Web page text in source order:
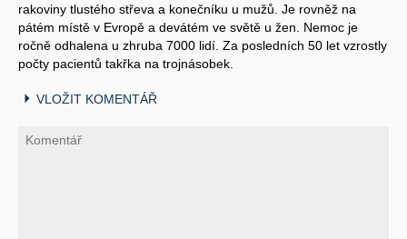
rakoviny tlustého střeva a konečníku u mužů. Je rovněž na
pátém místě v Evropě a devátém ve světě u žen. Nemoc je
ročně odhalena u zhruba 7000 lidí. Za posledních 50 let vzrostly
počty pacientů takřka na trojnásobek.
VLOŽIT KOMENTÁŘ